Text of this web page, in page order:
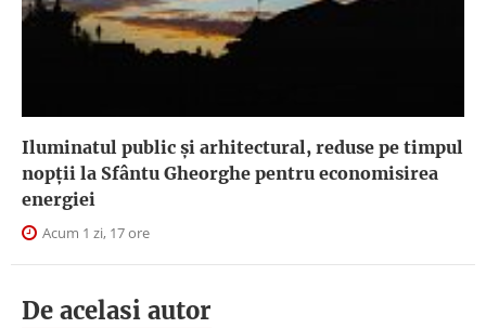
Iluminatul public şi arhitectural, reduse pe timpul
nopţii la Sfântu Gheorghe pentru economisirea
energiei
Acum 1 zi, 17 ore
De acelasi autor